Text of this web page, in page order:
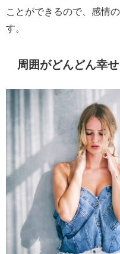
ことができるので、感情
す。
周囲がどんどん幸